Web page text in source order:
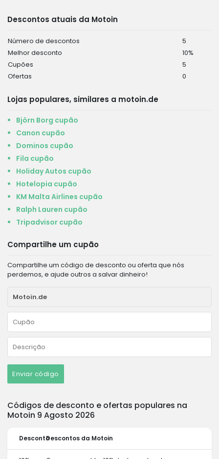
Descontos atuais da Motoin
Número de descontos
5
Melhor desconto
10%
Cupões
5
Ofertas
0
Lojas populares, similares a motoin.de
Björn Borg cupão
Canon cupão
Dominos cupão
Fila cupão
Holiday Autos cupão
Hotelopia cupão
KM Malta Airlines cupão
Ralph Lauren cupão
Tripadvisor cupão
Compartilhe um cupão
Compartilhe um código de desconto ou oferta que nós
perdemos, e ajude outros a salvar dinheiro!
Enviar código
Códigos de desconto e ofertas populares na
Motoin 9 Agosto 2026
DescontoDescontos da Motoin